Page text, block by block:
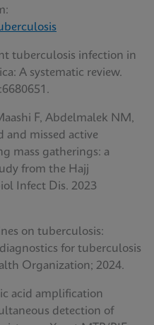
tuberculosis infection in
A systematic review.
F, Abdelmalek NM,
and missed active
mass gatherings: a
from the Hajj
Infect Dis. 2023
on tuberculosis:
for tuberculosis
Organization; 2024.
acid amplification
detection of